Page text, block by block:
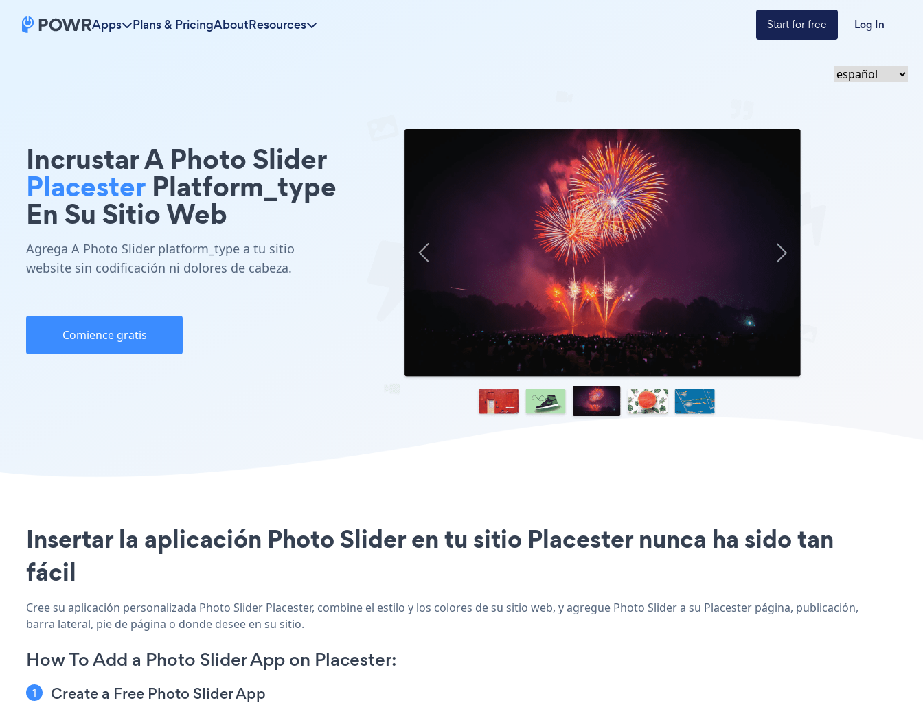
Apps Plans & PricingAboutResources Start for free Log In
Incrustar A Photo Slider
Placester Platform_type
En Su Sitio Web
Agrega A Photo Slider platform_type a tu sitio
website sin codificación ni dolores de cabeza.
Comience gratis
Insertar la aplicación Photo Slider en tu sitio Placester nunca ha sido tan
fácil
Cree su aplicación personalizada Photo Slider Placester, combine el estilo y los colores de su sitio web, y agregue Photo Slider a su Placester página, publicación,
barra lateral, pie de página o donde desee en su sitio.
How To Add a Photo Slider App on Placester:
Create a Free Photo Slider App